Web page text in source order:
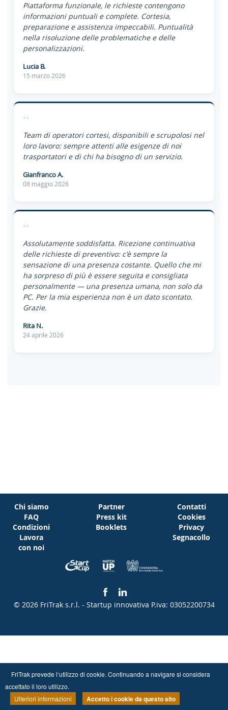
Piattaforma funzionale, le richieste contengono
informazioni puntuali e complete. Cortesia,
preparazione e assistenza impeccabili. Puntualità
nella risoluzione delle problematiche e delle
personalizzazioni.
Lucia B.
15 marzo 2026
“
Team di operatori cortesi, disponibili e scrupolosi nel
loro lavoro: sempre attenti alle esigenze di noi
trasportatori e di chi ha bisogno di un servizio.
Gianfranco A.
08 maggio 2026
“
Assolutamente soddisfatta. Ricezione continuativa
delle richieste di preventivo: c'è sempre la
sensazione di una presenza costante. Quello che mi
ha sorpreso di più è essere seguita e consigliata
personalmente — una presenza umana, non solo da
PC. Per la mia esperienza non è un dato scontato.
Grazie.
Rita N.
24 aprile 2026
Chi siamo
FAQ
Condizioni
Lavora
con noi
Partner
Press kit
Booklets
Contatti
Cookies
Privacy
Segnacollo
© 2026 FriTrak s.r.l. - Startup innovativa P.iva: 03052200734
FriTrak prevede l‘utilizzo di cookie. Continuando a navigare si considera
accettato il loro utilizzo.
Ulteriori informazioni
Accetto i cookie da questo sito